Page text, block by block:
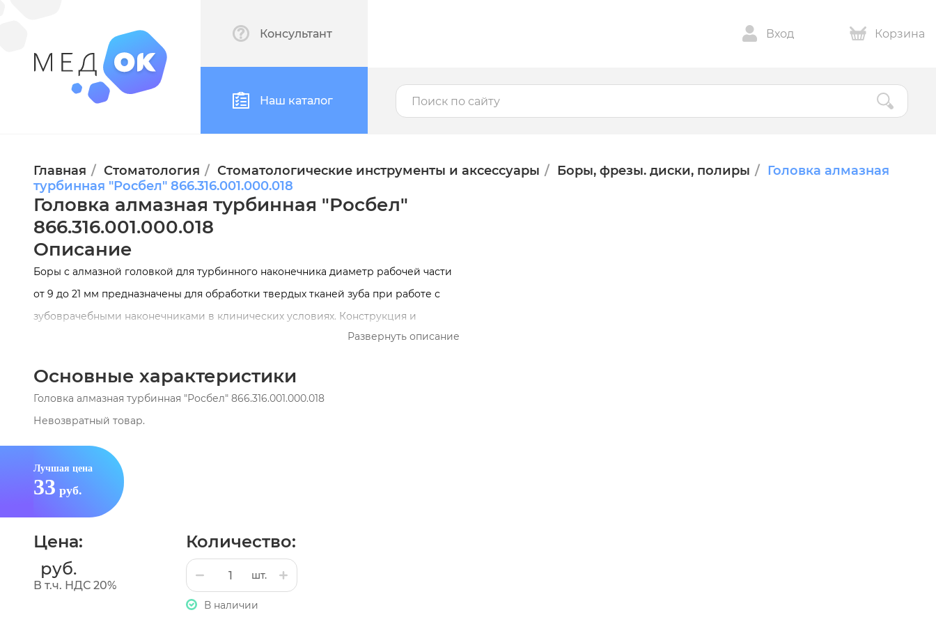
Консультант
Наш каталог
Вход Корзина
Главная Стоматология Стоматологические инструменты и аксессуары Боры, фрезы. диски, полиры
Головка алмазная
турбинная "Росбел" 866.316.001.000.018
Головка алмазная турбинная "Росбел"
866.316.001.000.018
Описание
Боры с алмазной головкой для турбинного наконечника диаметр рабочей части
от 9 до 21 мм предназначены для обработки твердых тканей зуба при работе с
зубоврачебными наконечниками в клинических условиях. Конструкция и
основные размеры боров, рекомендуемая зернистость алмазного порошка в
ГОСТ Р 50349-92.
Развернуть описание
Основные характеристики
Головка алмазная турбинная "Росбел" 866.316.001.000.018
Невозвратный товар.
Лучшая цена
33 руб.
Цена:
руб.
В т.ч. НДС 20%
Количество:
шт.
В наличии